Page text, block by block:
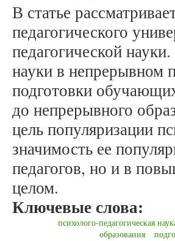
В статье
педагогического
педагогической
науки в непрерывном
подготовки
до непрерывного
цель популяризации
значимость ее
педагогов, но и в
целом.
Ключевые слова:
психолого-педагогическая
образования